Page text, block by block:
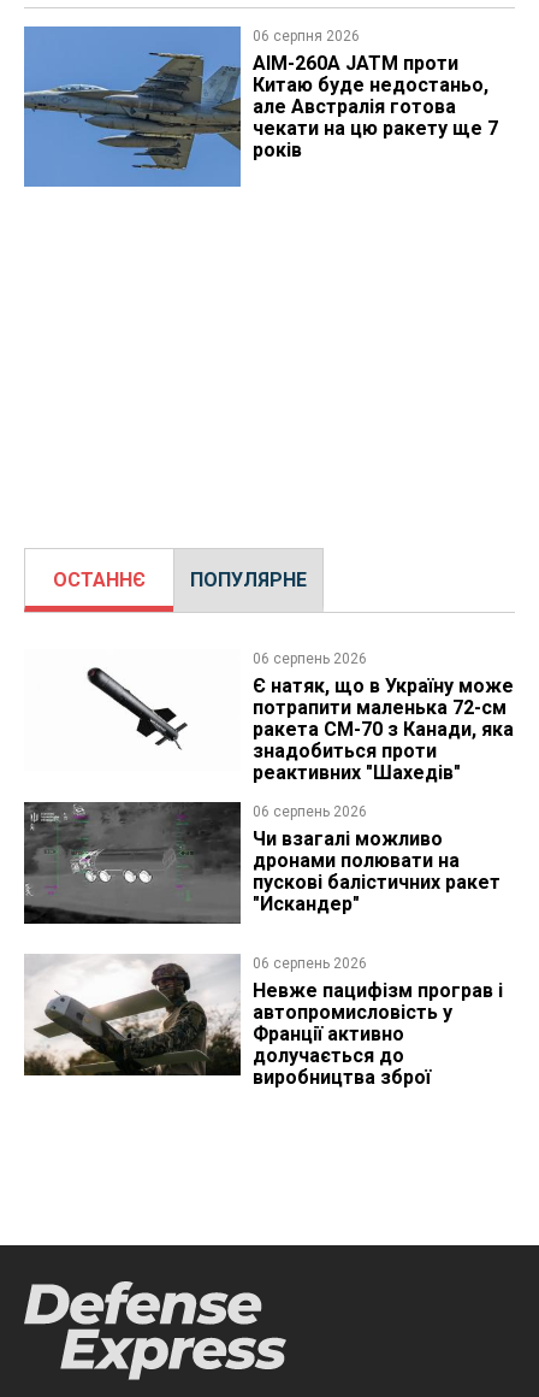
06 серпня 2026
AIM-260A JATM проти
Китаю буде недостаньо,
але Австралія готова
чекати на цю ракету ще 7
років
ОСТАННЄ ПОПУЛЯРНЕ
06 серпень 2026
Є натяк, що в Україну може
потрапити маленька 72-см
ракета CM-70 з Канади, яка
знадобиться проти
реактивних "Шахедів"
06 серпень 2026
Чи взагалі можливо
дронами полювати на
пускові балістичних ракет
"Искандер"
06 серпень 2026
Невже пацифізм програв і
автопромисловість у
Франції активно
долучається до
виробництва зброї